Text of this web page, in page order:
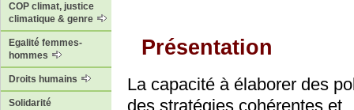
COP climat, justice
climatique & genre
Egalité femmes-
hommes
Droits humains
Solidarité
Présentation
La capacité à élaborer des
des stratégies cohérentes et